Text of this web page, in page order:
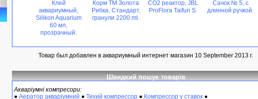
Клей
аквариумный,
Silikon Aquarium
60 мл,
прозрачный.
Корм ТМ Золота
Рибка, Стандарт,
гранули 2200 ml.
CO2 реактор, JBL
ProFlora Taifun S.
Сачок № 5, с
длинной ручкой.
Товар был добавлен в аквариумный интернет магазин 10 September 2013 г.
Швидкий пошук товарів
Акваріумні компресори:
● Аератор акваріумний ● Тихий компрессор ● Компрессор у ставок ●